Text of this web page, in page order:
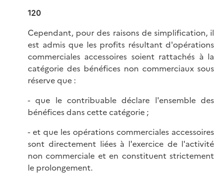
120
Cependant, pour des raisons de simplification, il
est admis que les profits résultant d'opérations
commerciales accessoires soient rattachés à la
catégorie des bénéfices non commerciaux sous
réserve que :
- que le contribuable déclare l'ensemble des
bénéfices dans cette catégorie ;
- et que les opérations commerciales accessoires
sont directement liées à l'exercice de l'activité
non commerciale et en constituent strictement
le prolongement.